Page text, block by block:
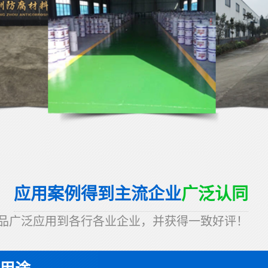
应用案例得到主流企业广泛认同
广泛应用到各行各业企业，并获得一致好评！